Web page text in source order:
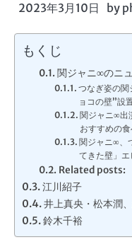
2023年3月10日 by
もくじ
関ジャニ∞のニ
つなぎ姿の
ョコの壁”設
関ジャニ∞出
おすすめの
関ジャニ∞、
てきた壁」エ
Related posts:
江川紹子
井上真央・松本潤
鈴木千裕